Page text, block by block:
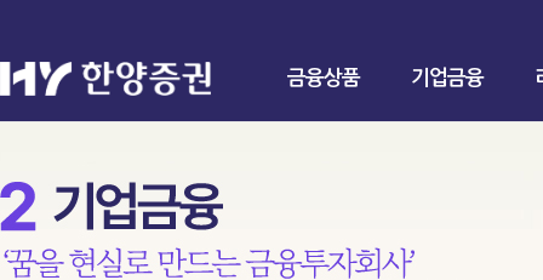
금융상품 기업금융